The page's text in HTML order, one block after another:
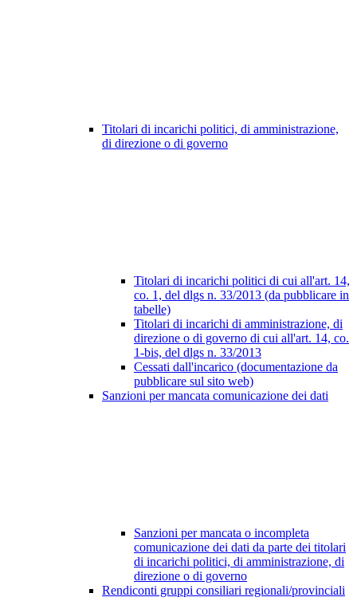
Titolari di incarichi politici, di amministrazione,
di direzione o di governo
Titolari di incarichi politici di cui all'art. 14,
co. 1, del dlgs n. 33/2013 (da pubblicare in
tabelle)
Titolari di incarichi di amministrazione, di
direzione o di governo di cui all'art. 14, co.
1-bis, del dlgs n. 33/2013
Cessati dall'incarico (documentazione da
pubblicare sul sito web)
Sanzioni per mancata comunicazione dei dati
Sanzioni per mancata o incompleta
comunicazione dei dati da parte dei titolari
di incarichi politici, di amministrazione, di
direzione o di governo
Rendiconti gruppi consiliari regionali/provinciali